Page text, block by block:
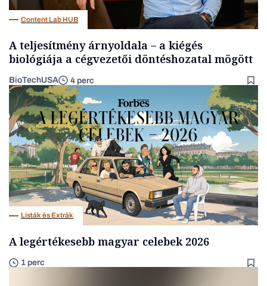
Content Lab HUB
A teljesítmény árnyoldala – a kiégés
biológiája a cégvezetői döntéshozatal mögött
BioTechUSA 4 perc
Listák és Extrák
A legértékesebb magyar celebek 2026
1 perc